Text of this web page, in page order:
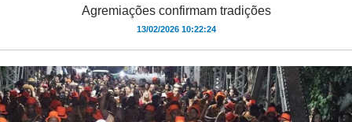
Agremiações confirmam tradições
13/02/2026 10:22:24